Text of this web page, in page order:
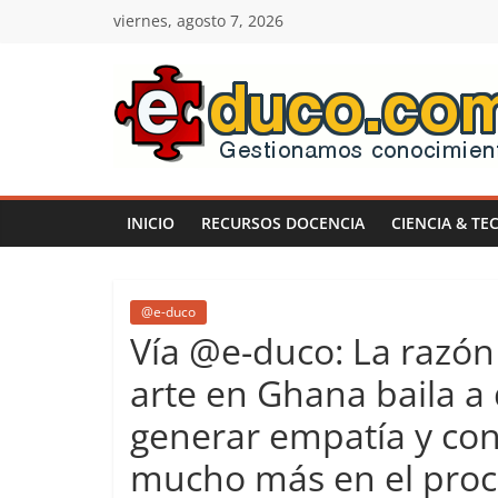
viernes, agosto 7, 2026
E-
duco:
Gestión
del
Conocimiento
Learn
more.
Do
INICIO RECURSOS DOCENCIA CIENCIA &
@e-duco
Vía @e-duco: La
arte en Ghana baila
generar empatía y
mucho más en el